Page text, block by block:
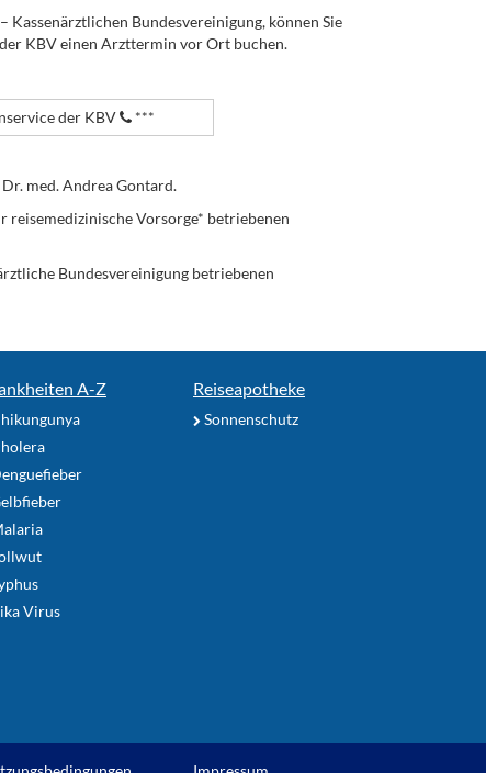
Bundesvereinigung, können Sie
KBV einen Arzttermin vor Ort buchen.
der KBV ***
med. Andrea Gontard.
reisemedizinische Vorsorge* betriebenen
Bundesvereinigung betriebenen
A-Z
Virus
Reiseapotheke
Sonnenschutz